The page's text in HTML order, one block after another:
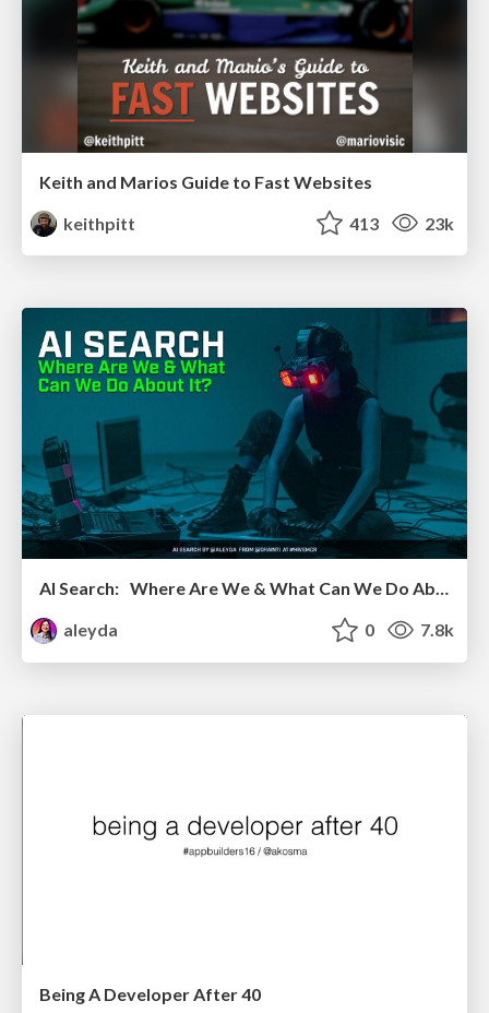
Keith and Marios Guide to Fast Websites
keithpitt
413 23k
AI Search: Where Are We & What Can We Do About It?
aleyda
0 7.8k
Being A Developer After 40